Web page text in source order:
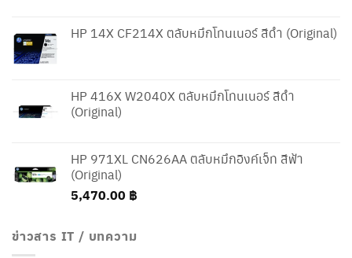
HP 14X CF214X ตลับหมึกโทนเนอร์ สีดำ (Original)
HP 416X W2040X ตลับหมึกโทนเนอร์ สีดำ
(Original)
HP 971XL CN626AA ตลับหมึกอิงค์เจ็ท สีฟ้า
(Original)
5,470.00 ฿
ข่าวสาร IT / บทความ